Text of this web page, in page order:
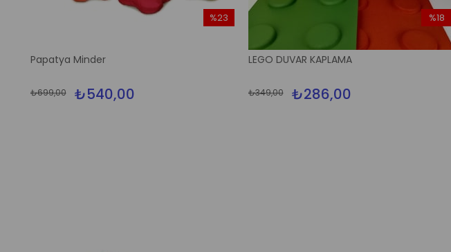
Papatya Minder
₺540,00
₺699,00
%23
%23İndirim
LEGO DUVAR KAPLAMA
₺286,00
₺349,00
%18
İndirim